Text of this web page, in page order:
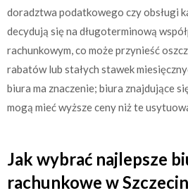
doradztwa podatkowego czy obsługi
decydują się na długoterminową
rachunkowym, co może przynieść
rabatów lub stałych stawek
biura ma znaczenie; biura znajdujące
mogą mieć wyższe ceny niż te
Jak wybrać najlepsze
rachunkowe w